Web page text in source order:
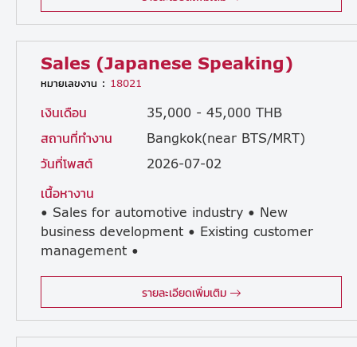
Sales (Japanese Speaking)
หมายเลขงาน : 18021
เงินเดือน
35,000 - 45,000 THB
สถานที่ทำงาน
Bangkok(near BTS/MRT)
วันที่โพสต์
2026-07-02
เนื้อหางาน
• Sales for automotive industry • New
business development • Existing customer
management •
รายละเอียดเพิ่มเติม